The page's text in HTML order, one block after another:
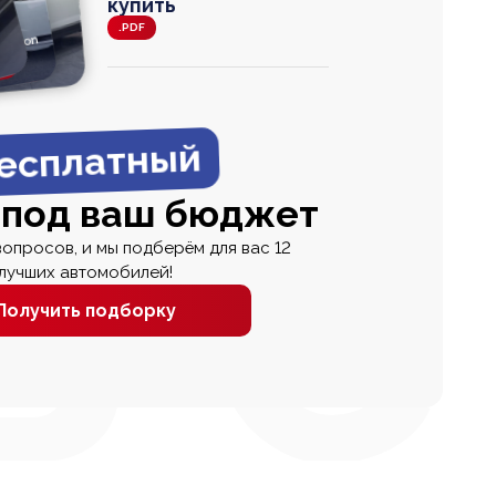
000
купить
.PDF
ваш бюджет
и мы подберём для вас 12
автомобилей!
подборку